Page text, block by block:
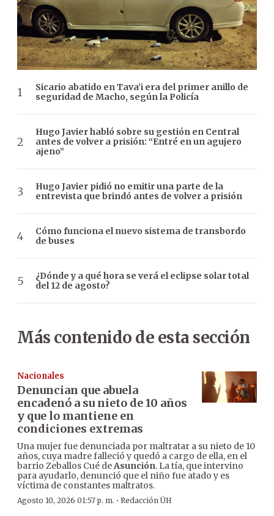
Sicario abatido en Tava’i era del primer anillo de
seguridad de Macho, según la Policía
Hugo Javier habló sobre su gestión en Central
antes de volver a prisión: “Entré en un agujero
ajeno”
Hugo Javier pidió no emitir una parte de la
entrevista que brindó antes de volver a prisión
Cómo funciona el nuevo sistema de transbordo
de buses
¿Dónde y a qué hora se verá el eclipse solar total
del 12 de agosto?
Más contenido de esta sección
Nacionales
Denuncian que abuela
encadenó a su nieto de 10 años
y que lo mantiene en
condiciones extremas
Una mujer fue denunciada por maltratar a su nieto de 10
años, cuya madre falleció y quedó a cargo de ella, en el
barrio Zeballos Cué deAsunción. La tía, que intervino
para ayudarlo, denunció que el niño fue atado y es
víctima de constantes maltratos.
Agosto 10, 2026 01:57 p. m. · Redacción ÚH